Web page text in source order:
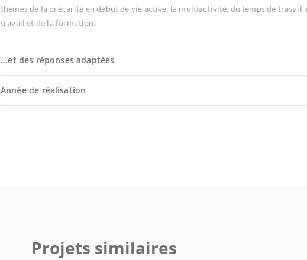
thèmes de la précarité en début de vie active, la multiactivité, du temps de travail,
travail et de la formation.
...et des réponses adaptées
Année de réalisation
Projets similaires